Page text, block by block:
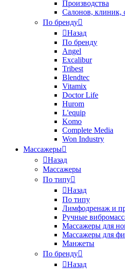
Производства
Салонов, клиник,
По бренду
Назад
По бренду
Angel
Excalibur
Tribest
Blendtec
Vitamix
Doctor Life
Hurom
L'equip
Komo
Complete Media
Won Industry
Массажеры
Назад
Массажеры
По типу
Назад
По типу
Лимфодренаж и
Ручные
Массажеры для
Массажеры для
Манжеты
По бренду
Назад